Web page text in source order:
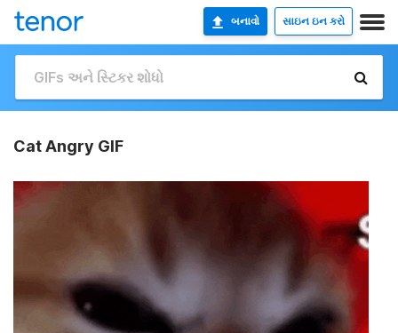
બનાવો સાઇન ઇન કરો
Cat Angry GIF